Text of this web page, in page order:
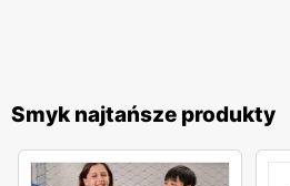
Smyk najtańsze produkty